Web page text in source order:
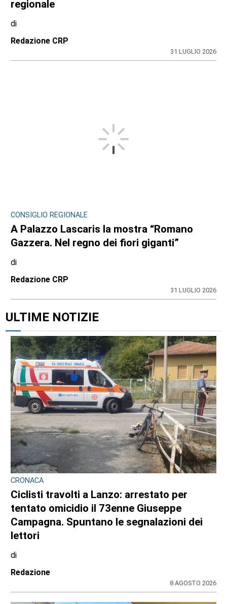
regionale
di
Redazione CRP
31 LUGLIO 2026
CONSIGLIO REGIONALE
A Palazzo Lascaris la mostra “Romano
Gazzera. Nel regno dei fiori giganti”
di
Redazione CRP
31 LUGLIO 2026
ULTIME NOTIZIE
CRONACA
Ciclisti travolti a Lanzo: arrestato per
tentato omicidio il 73enne Giuseppe
Campagna. Spuntano le segnalazioni dei
lettori
di
Redazione
8 AGOSTO 2026